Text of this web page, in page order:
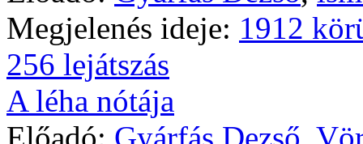
Megjelenés ideje: 1912
256 lejátszás
A léha nótája